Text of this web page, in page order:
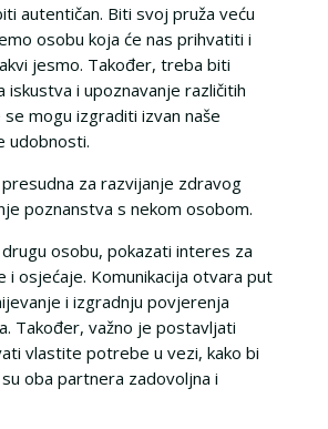
autentičan. Biti svoj pruža veću
osobu koja će nas prihvatiti i
jesmo. Također, treba biti
iskustva i upoznavanje različitih
mogu izgraditi izvan naše
udobnosti.
za razvijanje zdravog
poznanstva s nekom osobom.
osobu, pokazati interes za
i osjećaje. Komunikacija otvara put
i izgradnju povjerenja
Također, važno je postavljati
vlastite potrebe u vezi, kako bi
oba partnera zadovoljna i